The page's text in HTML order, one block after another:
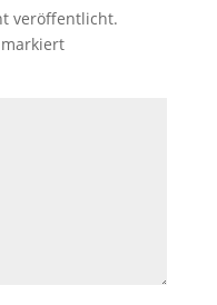
veröffentlicht.
markiert